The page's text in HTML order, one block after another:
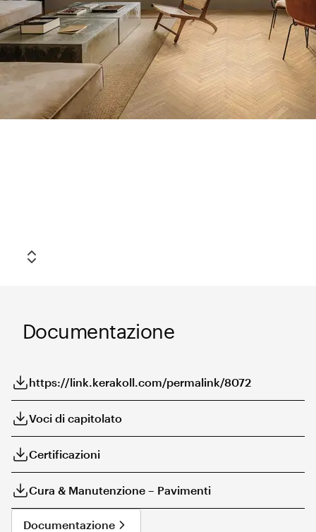
Anteprima Superficie
Legno+Color
Documentazione
https://link.kerakoll.com/permalink/8072
Voci di capitolato
Certificazioni
Cura & Manutenzione – Pavimenti
Documentazione